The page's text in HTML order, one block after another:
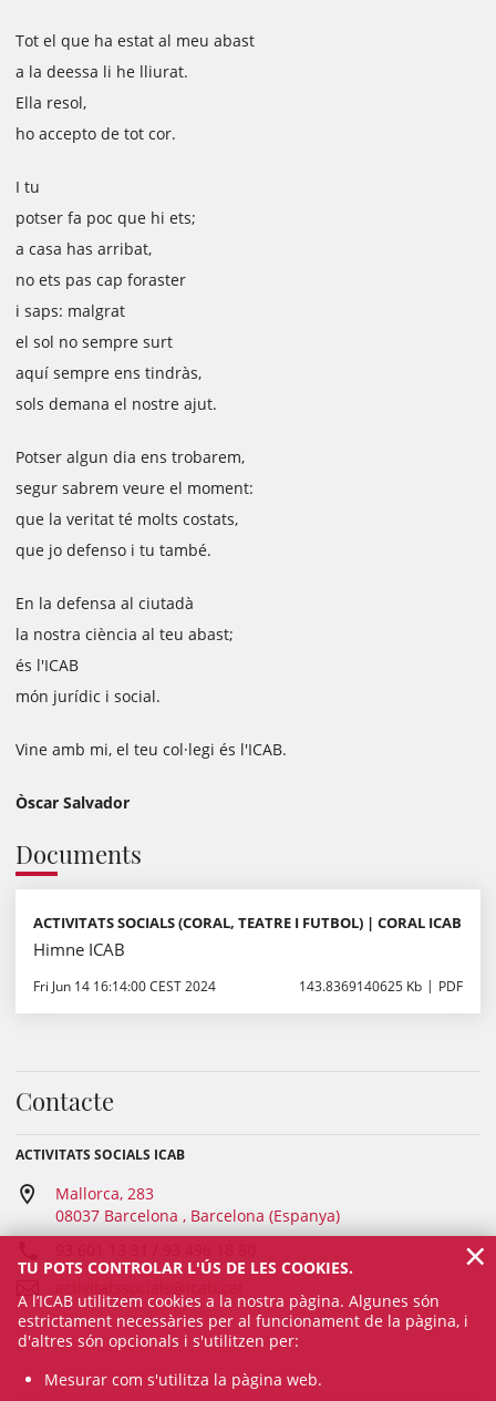
Tot el que ha estat al meu abast
a la deessa li he lliurat.
Ella resol,
ho accepto de tot cor.
I tu
potser fa poc que hi ets;
a casa has arribat,
no ets pas cap foraster
i saps: malgrat
el sol no sempre surt
aquí sempre ens tindràs,
sols demana el nostre ajut.
Potser algun dia ens trobarem,
segur sabrem veure el moment:
que la veritat té molts costats,
que jo defenso i tu també.
En la defensa al ciutadà
la nostra ciència al teu abast;
és l'ICAB
món jurídic i social.
Vine amb mi, el teu col·legi és l'ICAB.
Òscar Salvador
Documents
ACTIVITATS SOCIALS (CORAL, TEATRE I FUTBOL) | CORAL ICAB
Himne ICAB
Fri Jun 14 16:14:00 CEST 2024 143.8369140625 Kb PDF
Contacte
ACTIVITATS SOCIALS ICAB
Mallorca, 283
08037 Barcelona , Barcelona (Espanya)
TU POTS CONTROLAR L'ÚS DE LES COOKIES.
A l’ICAB utilitzem cookies a la nostra pàgina. Algunes són
estrictament necessàries per al funcionament de la pàgina, i
d'altres són opcionals i s'utilitzen per:
Mesurar com s'utilitza la pàgina web.
×